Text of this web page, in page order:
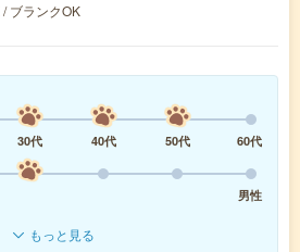
ブランクOK
30代 40代 50代
60代
男性
もっと見る